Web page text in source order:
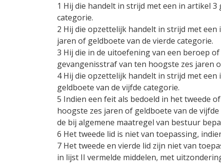
1 Hij die handelt in strijd met een in artikel
categorie.
2 Hij die opzettelijk handelt in strijd met
jaren of geldboete van de vierde categorie.
3 Hij die in de uitoefening van een beroep
gevangenisstraf van ten hoogste zes jaren
4 Hij die opzettelijk handelt in strijd met
geldboete van de vijfde categorie.
5 Indien een feit als bedoeld in het tweede
hoogste zes jaren of geldboete van de
de bij algemene maatregel van bestuur
6 Het tweede lid is niet van toepassing,
7 Het tweede en vierde lid zijn niet van
in lijst II vermelde middelen, met